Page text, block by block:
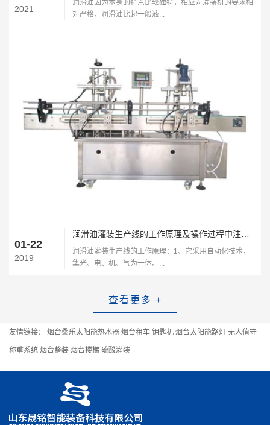
2021
润滑油因为本身的特点比较独特，相应对灌装机的要求相
对严格，润滑油比起一般液...
01-22
2019
润滑油灌装生产线的工作原理：1、它采用自动化技术，
集光、电、机、气为一体。...
查看更多 +
友情链接： 烟台桑乐太阳能热水器 烟台租车 钥匙机 烟台太阳能路灯 无人值守
称重系统 烟台整装 烟台楼梯 硫酸灌装